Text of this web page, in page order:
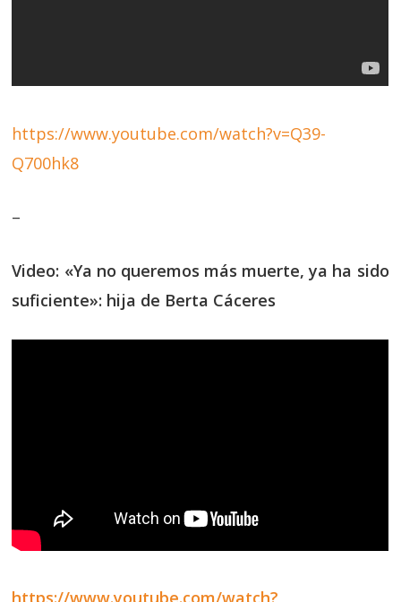
https://www.youtube.com/watch?v=Q39-
Q700hk8
–
Video: «Ya no queremos más muerte, ya ha sido
suficiente»: hija de Berta Cáceres